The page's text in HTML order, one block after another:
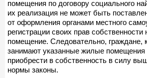
помещения по договору социального
их реализация не может быть
от оформления органами местного
регистрации своих прав
помещение. Следовательно, граждане,
занимают указанные жилые помещения
приобрести в собственность в силу
нормы законы.